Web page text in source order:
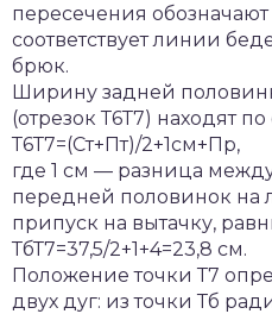
пересечения
соответствует линии
брюк.
Ширину задней
(отрезок Т6Т7) находят
Т6Т7=(Ст+Пт)/2+1см+Пр,
где 1 см — разница
передней половинок
припуск на вытачку,
ТбТ7=37,5/2+1+4=23,8 см.
Положение точки Т7
двух дуг: из точки Тб